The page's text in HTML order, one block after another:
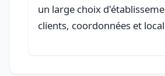
un large choix
clients, coordonnées et